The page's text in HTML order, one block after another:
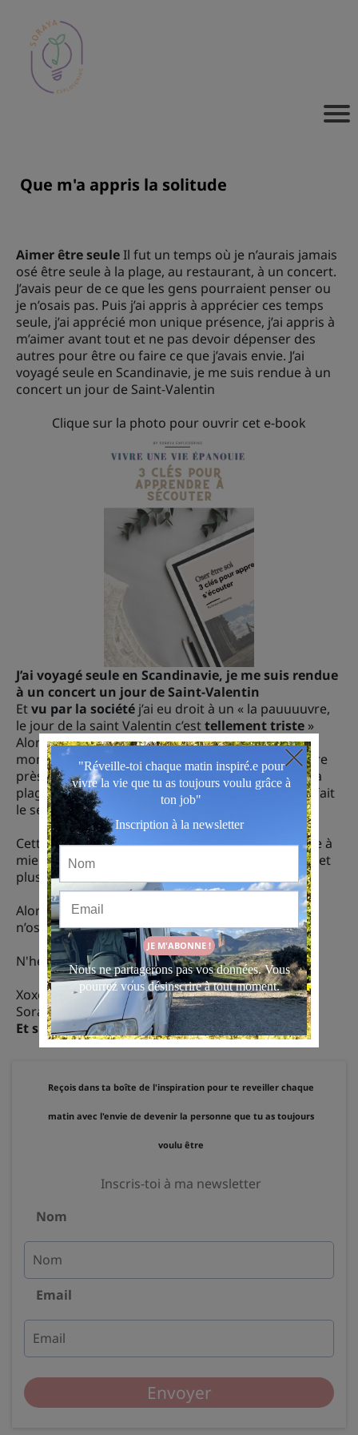
Que m'a appris la solitude
Aimer être seuleIl fut un temps où je n’aurais jamais
osé être seule à la plage, au restaurant, à un concert.
J’avais peur de ce que les gens pourraient penser ou
je n’osais pas. Puis j’ai appris à apprécier ces temps
seule, j’ai apprécié mon unique présence, j’ai appris à
m’aimer avant tout et ne pas devoir dépenser des
autres pour être ou faire ce que j’avais envie. J’ai
voyagé seule en Scandinavie, je me suis rendue à un
concert un jour de Saint-Valentin
Clique sur la photo pour ouvrir cet e-book
J’ai voyagé seule en Scandinavie, je me suis rendue
à un concert un jour de Saint-Valentin
Etvu par la société j’ai eu droit à un « la pauuuuvre,
le jour de la saint Valentin c’esttellement triste »
Alors que selon mon prisme à moi j’ai passé un
moment génial ! J’ai même eu droit à une place libre
près de la scène. Idem pour ce moment exquis à la
plage, alors si tu as envie de faire quelque chose, fait
le selon tes envies et ta vérité à toi !
Cette expérience m'a surtout permise d'apprendre à
mieux me connaître lorsque je me sentais perdue et
plus alignée avec la vue que je menais.
Alors qu’est-ce que tu rêves de faire mais que tu
n’oses pas faire seule ?
N'hésite pas à me le partager sur mes réseaux
Xoxo
Soraya.
Et si tu veux aller plus loin ⬇️
Reçois dans ta boîte de l'inspiration pour te reveiller chaque
matin avec l'envie de devenir la personne que tu as toujours
voulu être
Inscris-toi à ma newsletter
Nom
Email
Envoyer